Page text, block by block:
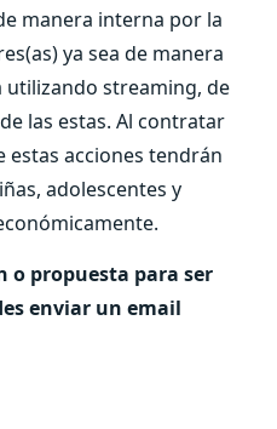
manera interna por la
ya sea de manera
streaming, de
las estas. Al contratar
estas acciones tendrán
adolescentes y
o propuesta para ser
enviar un email